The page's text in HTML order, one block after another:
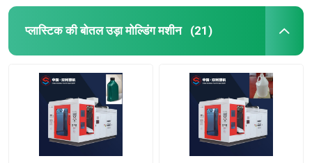
प्लास्टिक की बोतल उड़ा मोल्डिंग मशीन (21)